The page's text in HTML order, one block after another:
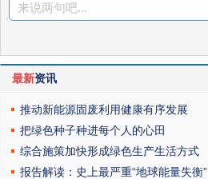
来说两句吧...
最新资讯
推动新能源固废利用健康有序发展
把绿色种子种进每个人的心田
综合施策加快形成绿色生产生活方式
报告解读：史上最严重“地球能量失衡”